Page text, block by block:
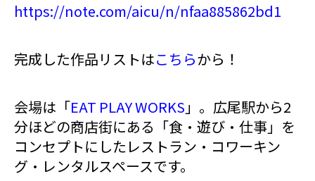
https://note.com/aicu/n/nfaa885862bd1
完成した作品リストはこちらから！
会場は「EAT PLAY WORKS 」。広尾駅から2
分ほどの商店街にある「食・遊び・仕事」を
コンセプトにしたレストラン・コワーキン
グ・レンタルスペースです。